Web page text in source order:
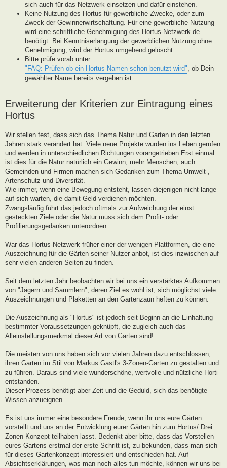
sich auch für das Netzwerk einsetzen und dafür einstehen.
Keine Nutzung des Hortus für gewerbliche Zwecke, oder zum
Zweck der Gewinnerwirtschaftung. Für eine gewerbliche Nutzung
wird eine schriftliche Genehmigung des Hortus-Netzwerk.de
benötigt. Bei Kenntniserlangung der gewerblichen Nutzung ohne
Genehmigung, wird der Hortus umgehend gelöscht.
Bitte prüfe vorab unter
"FAQ: Prüfen ob ein Hortus-Namen schon benutzt wird", ob Dein
gewählter Name bereits vergeben ist.
Erweiterung der Kriterien zur Eintragung eines
Hortus
Wir stellen fest, dass sich das Thema Natur und Garten in den letzten
Jahren stark verändert hat. Viele neue Projekte wurden ins Leben gerufen
und werden in unterschiedlichen Richtungen vorangetrieben.Erst einmal
ist dies für die Natur natürlich ein Gewinn, mehr Menschen, auch
Gemeinden und Firmen machen sich Gedanken zum Thema Umwelt-,
Artenschutz und Diversität.
Wie immer, wenn eine Bewegung entsteht, lassen diejenigen nicht lange
auf sich warten, die damit Geld verdienen möchten.
Zwangsläufig führt das jedoch oftmals zur Aufweichung der einst
gesteckten Ziele oder die Natur muss sich dem Profit- oder
Profilierungsgedanken unterordnen.
War das Hortus-Netzwerk früher einer der wenigen Plattformen, die eine
Auszeichnung für die Gärten seiner Nutzer anbot, ist dies inzwischen auf
sehr vielen anderen Seiten zu finden.
Seit dem letzten Jahr beobachten wir bei uns ein verstärktes Aufkommen
von "Jägern und Sammlern", deren Ziel es wohl ist, sich möglichst viele
Auszeichnungen und Plaketten an den Gartenzaun heften zu können.
Die Auszeichnung als "Hortus" ist jedoch seit Beginn an die Einhaltung
bestimmter Voraussetzungen geknüpft, die zugleich auch das
Alleinstellungsmerkmal dieser Art von Garten sind!
Die meisten von uns haben sich vor vielen Jahren dazu entschlossen,
ihren Garten im Stil von Markus Gastl's 3-Zonen-Garten zu gestalten und
zu führen. Daraus sind viele wunderschöne, wertvolle und nützliche Horti
entstanden.
Dieser Prozess benötigt aber Zeit und die Geduld, sich das benötigte
Wissen anzueignen.
Es ist uns immer eine besondere Freude, wenn ihr uns eure Gärten
vorstellt und uns an der Entwicklung eurer Gärten hin zum Hortus/ Drei
Zonen Konzept teilhaben lasst. Bedenkt aber bitte, dass das Vorstellen
eures Gartens erstmal der erste Schritt ist, zu bekunden, dass man sich
für dieses Gartenkonzept interessiert und entschieden hat. Auf
Absichtserklärungen, was man noch alles tun möchte, können wir uns bei